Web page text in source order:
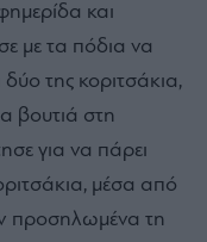
και
με τα πόδια να
της κοριτσάκια,
βουτιά στη
για να πάρει
μέσα από
προσηλωμένα τη